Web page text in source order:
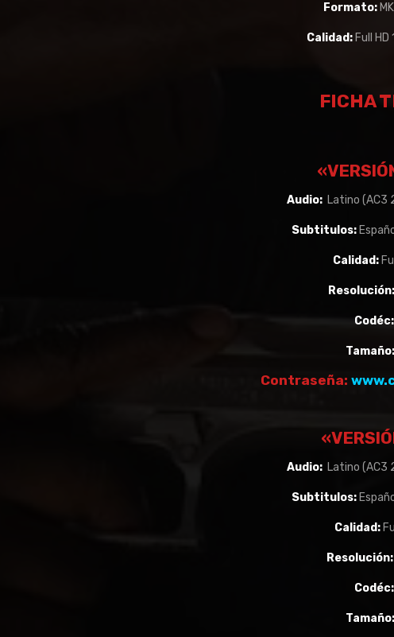
Formato:
Calidad: Full
FICHA
Audio: Latino (AC3
Subtitulos:
Calidad:
Resolución:
Codéc:
Tamaño:
Contraseña:
Audio: Latino (AC3
Subtitulos:
Calidad:
Resolución:
Codéc:
Tamaño: